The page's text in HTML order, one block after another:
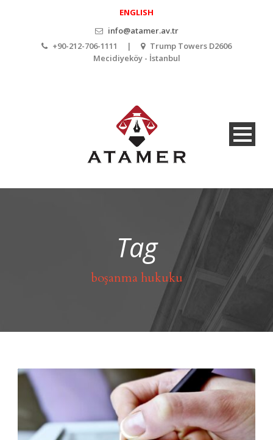
ENGLISH
info@atamer.av.tr
+90-212-706-1111 |
Trump Towers D2606
Mecidiyeköy - İstanbul
Tag
boşanma hukuku